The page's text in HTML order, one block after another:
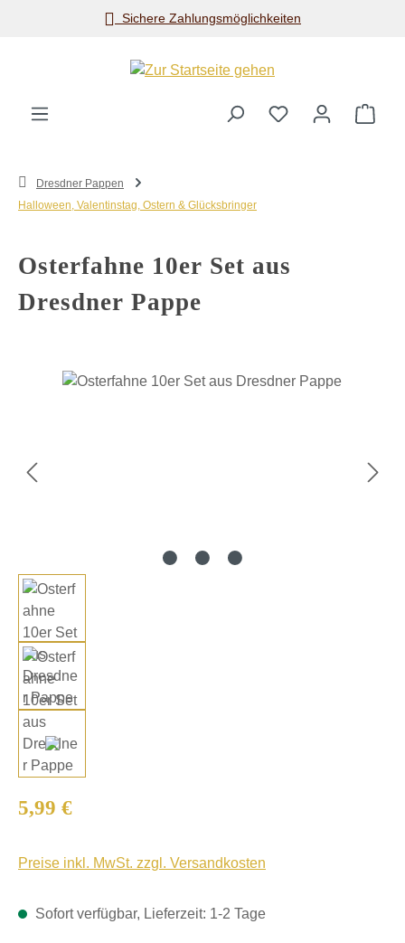
Zum Hauptinhalt springenSichere Zahlungsmöglichkeiten
Dresdner Pappen
Halloween, Valentinstag, Ostern & Glücksbringer
Osterfahne 10er Set aus
Dresdner Pappe
Bildergalerie überspringen
Regulärer Preis:
5,99 €
Preise inkl. MwSt. zzgl. Versandkosten
Sofort verfügbar, Lieferzeit: 1-2 Tage